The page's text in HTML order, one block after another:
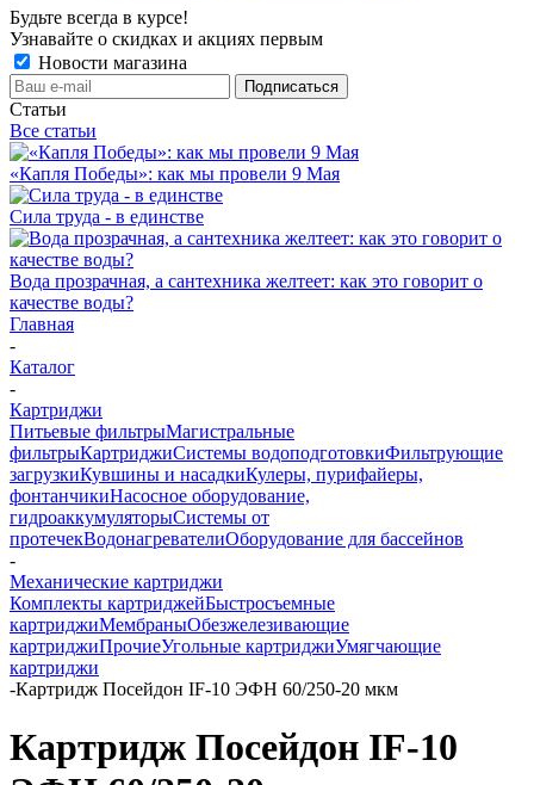
Будьте всегда в курсе!
Узнавайте о скидках и акциях первым
Новости магазина
Статьи
Все статьи
«Капля Победы»: как мы провели 9 Мая
Сила труда - в единстве
Вода прозрачная, а сантехника желтеет: как это говорит о
качестве воды?
Главная
-
Каталог
-
Картриджи
Питьевые фильтрыМагистральные
фильтрыКартриджиСистемы водоподготовкиФильтрующие
загрузкиКувшины и насадкиКулеры, пурифайеры,
фонтанчикиНасосное оборудование,
гидроаккумуляторыСистемы от
протечекВодонагревателиОборудование для бассейнов
-
Механические картриджи
Комплекты картриджейБыстросъемные
картриджиМембраныОбезжелезивающие
картриджиПрочиеУгольные картриджиУмягчающие
картриджи
-Картридж Посейдон IF-10 ЭФН 60/250-20 мкм
Картридж Посейдон IF-10